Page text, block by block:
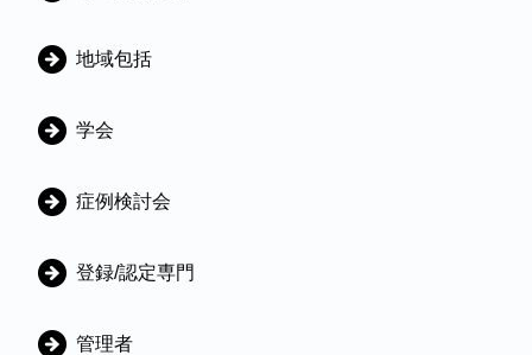
地域包括
学会
症例検討会
登録/認定専門
管理者